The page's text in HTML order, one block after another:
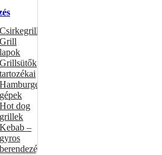
Csirkegrillek
Grill
lapok
Grillsütők
tartozékai
Hamburgerformázó
gépek
Hot dog
grillek
Kebab –
gyros
berendezés